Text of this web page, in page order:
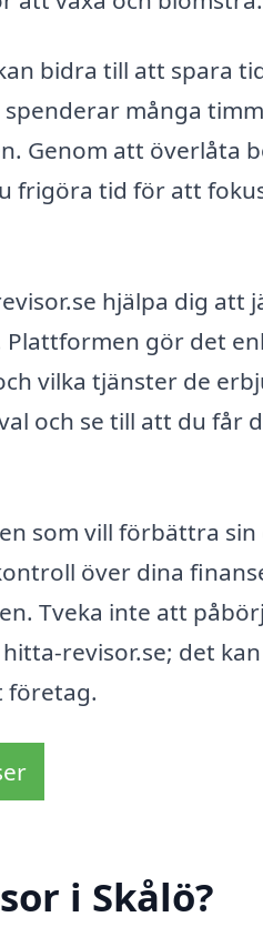
bidra till att spara
många
Genom att överlåta
frigöra tid för att
hjälpa dig att
gör det
vilka tjänster de
och se till att du får
som vill förbättra
över dina
Tveka inte att
revisor.se; det
företag.
i Skålö?